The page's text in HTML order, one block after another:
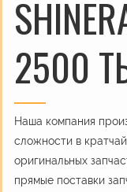
2500
Наша компания
сложности в
оригинальных
прямые поставки